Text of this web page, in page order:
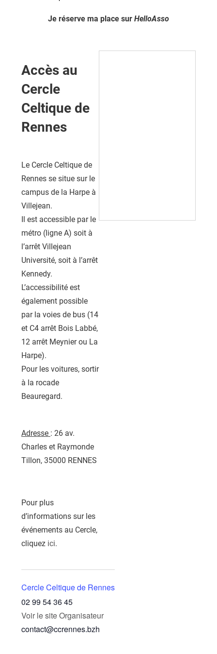
Je réserve ma place sur HelloAsso
Accès au
Cercle
Celtique de
Rennes
Le Cercle Celtique de
Rennes se situe sur le
campus de la Harpe à
Villejean.
Il est accessible par le
métro (ligne A) soit à
l’arrêt Villejean
Université, soit à l’arrêt
Kennedy.
L’accessibilité est
également possible
par la voies de bus (14
et C4 arrêt Bois Labbé,
12 arrêt Meynier ou La
Harpe).
Pour les voitures, sortir
à la rocade
Beauregard.
Adresse : 26 av.
Charles et Raymonde
Tillon, 35000 RENNES
Pour plus
d’informations sur les
événements au Cercle,
cliquez ici.
Cercle Celtique de Rennes
02 99 54 36 45
Voir le site Organisateur
contact@ccrennes.bzh